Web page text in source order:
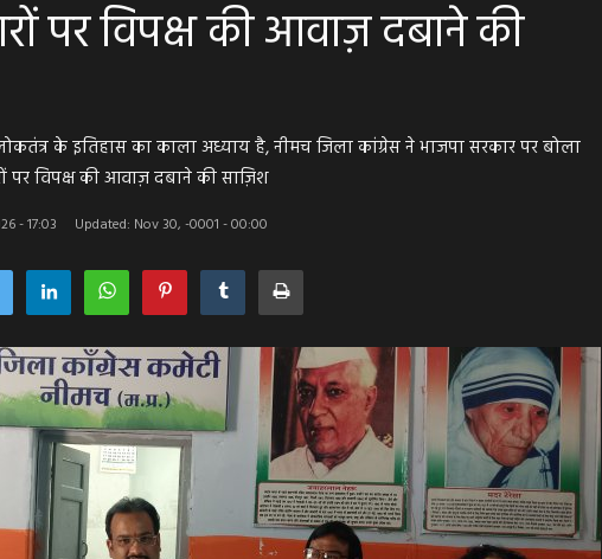
पर विपक्ष की आवाज़ दबाने की
लोकतंत्र के इतिहास का काला अध्याय है, नीमच जिला कांग्रेस ने भाजपा सरकार पर बोला
पर विपक्ष की आवाज़ दबाने की साज़िश
- 17:03 Updated: Nov 30, -0001 - 00:00